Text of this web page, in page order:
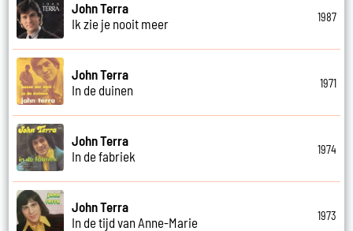
John Terra
Ik zie je nooit meer
1987
John Terra
In de duinen
1971
John Terra
In de fabriek
1974
John Terra
In de tijd van Anne-Marie
1973